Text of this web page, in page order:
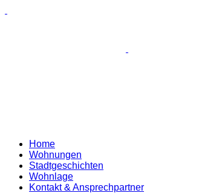
Home
Wohnungen
Stadtgeschichten
Wohnlage
Kontakt & Ansprechpartner